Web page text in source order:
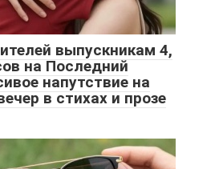
выпускникам 4,
на Последний
напутствие на
в стихах и прозе